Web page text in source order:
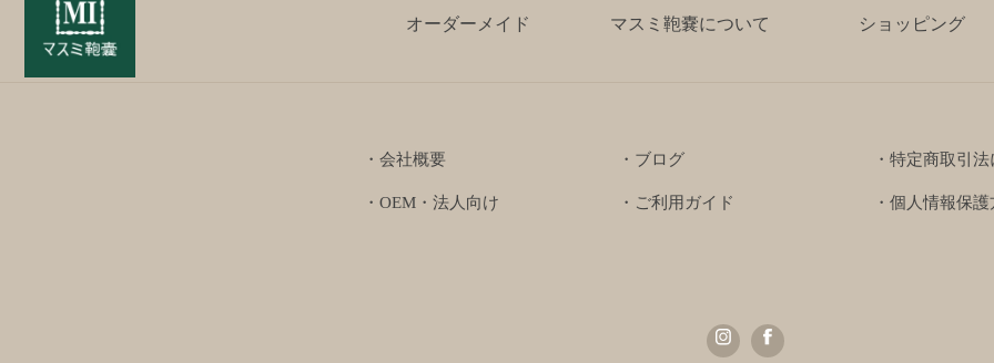
オーダーメイド マスミ鞄嚢について ショッピング
・会社概要 ・ブログ ・特定商取引
・OEM・法人向け ・ご利用ガイド ・個人情報保